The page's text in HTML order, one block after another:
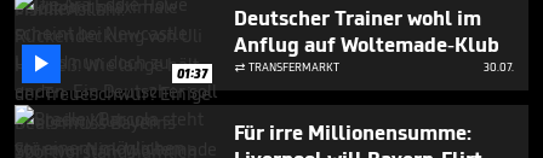
 01:37
Deutscher Trainer wohl im
Anflug auf Woltemade-Klub
 TRANSFERMARKT 30.07.
Für irre Millionensumme: